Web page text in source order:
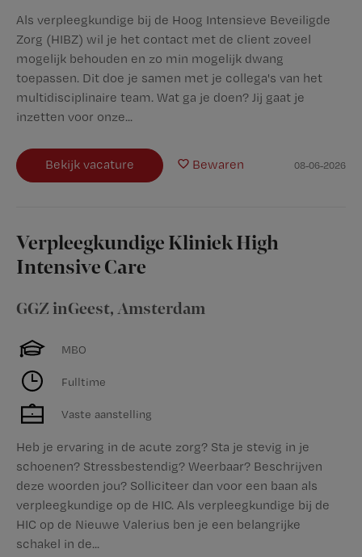
Als verpleegkundige bij de Hoog Intensieve Beveiligde
Zorg (HIBZ) wil je het contact met de client zoveel
mogelijk behouden en zo min mogelijk dwang
toepassen. Dit doe je samen met je collega's van het
multidisciplinaire team. Wat ga je doen? Jij gaat je
inzetten voor onze...
Bekijk vacature Bewaren 08-06-2026
Verpleegkundige Kliniek High
Intensive Care
GGZ inGeest, Amsterdam
MBO
Fulltime
Vaste aanstelling
Heb je ervaring in de acute zorg? Sta je stevig in je
schoenen? Stressbestendig? Weerbaar? Beschrijven
deze woorden jou? Solliciteer dan voor een baan als
verpleegkundige op de HIC. Als verpleegkundige bij de
HIC op de Nieuwe Valerius ben je een belangrijke
schakel in de...